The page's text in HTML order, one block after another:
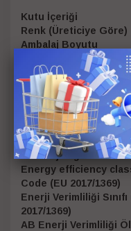
Kutu İçeriği
Renk (Üreticiye Göre)
Ambalaj Boyutu
Üretici Garantisi
Üretim Yeri
Ambalaj Genişliği
Ambalaj Yüksekliği
Ambalaj Derinliği
Çevre Ölçüsü
Ambalajlı Ağırlık
Energy efficiency
Code (EU 2017/1369)
Enerji Verimliliği Sınıfı
2017/1369)
AB Enerji Verimliliği